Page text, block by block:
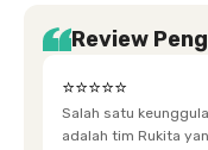
Review
⭐⭐⭐⭐⭐
Salah satu
adalah tim Rukita yang sangat ramah dan